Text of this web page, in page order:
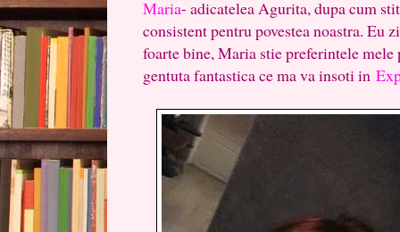
Maria- adicatelea Agurita, dupa cum
consistent pentru povestea noastra. Eu
foarte bine, Maria stie preferintele
gentuta fantastica ce ma va insoti in